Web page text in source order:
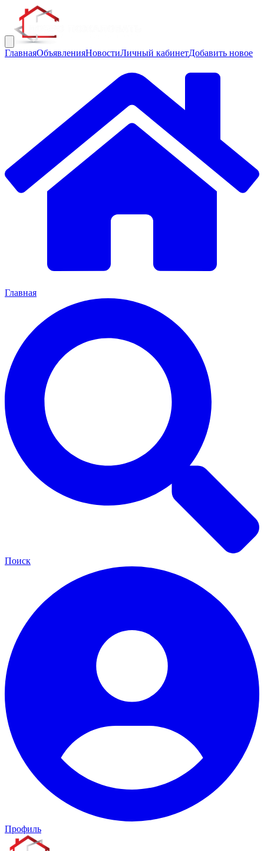
ГлавнаяОбъявленияНовостиЛичный кабинетДобавить новое
Главная
Поиск
Профиль